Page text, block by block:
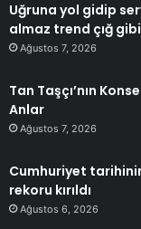
Uğruna yol gidip
almaz trend çığ
Ağustos 7, 2026
Tan Taşçı’nın
Anlar
Ağustos 7, 2026
Cumhuriyet
rekoru kırıldı
Ağustos 6, 2026